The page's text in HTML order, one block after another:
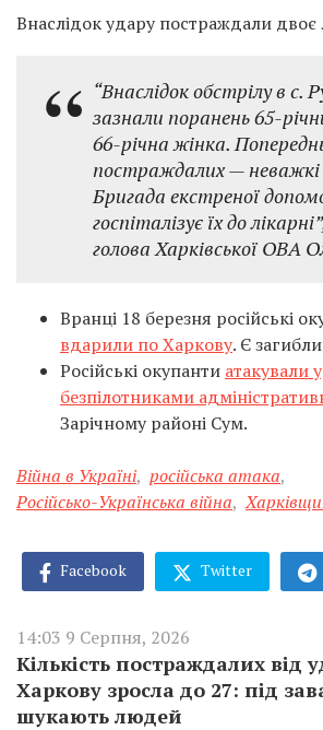
Внаслідок удару постраждали
“Внаслідок обстрілу в с.
зазнали поранень 65-
66-річна жінка.
постраждалих —
Бригада екстреної
госпіталізує їх до
голова Харківської ОВА
Вранці 18 березня російські
вдарили по Харкову. Є
Російські окупанти атакували
безпілотниками
Зарічному районі Сум.
Війна в Україні, російська атака,
Російсько-Українська війна,
Facebook Twitter
14:03 9 Серпня, 2026
Кількість постраждалих від
Харкову зросла до 27: під
шукають людей